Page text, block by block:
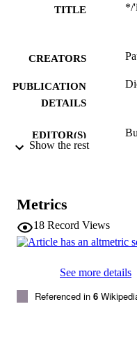
TITLE
*/
CREATORS
PUBLICATION
DETAILS
EDITOR(S)
SERIES /
PUBLISHER
de
Show the rest
Metrics
18 Record Views
See more details
Referenced in 6